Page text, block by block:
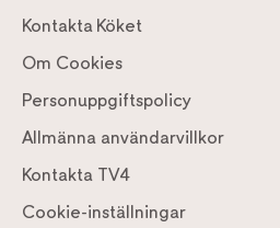
Kontakta Köket
Om Cookies
Personuppgiftspolicy
Allmänna användarvillkor
Kontakta TV4
Cookie-inställningar